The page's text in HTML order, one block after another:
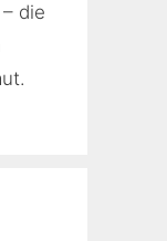
die